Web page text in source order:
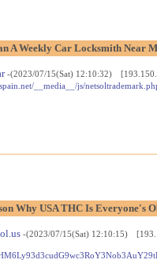
A Weekly Car Locksmith Near
-(2023/07/15(Sat) 12:10:32)
__media__/js/
Why USA THC Is Everyone's
-(2023/07/15(Sat) 12:10:15)